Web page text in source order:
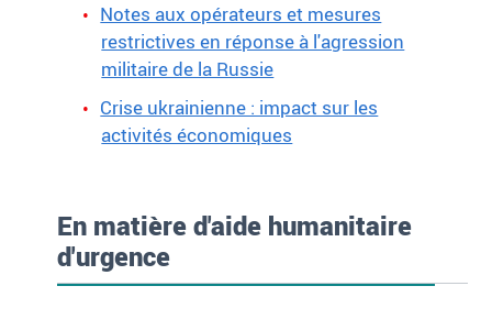
Notes aux opérateurs et mesures
restrictives en réponse à l'agression
militaire de la Russie
Crise ukrainienne : impact sur les
activités économiques
En matière d'aide humanitaire
d'urgence